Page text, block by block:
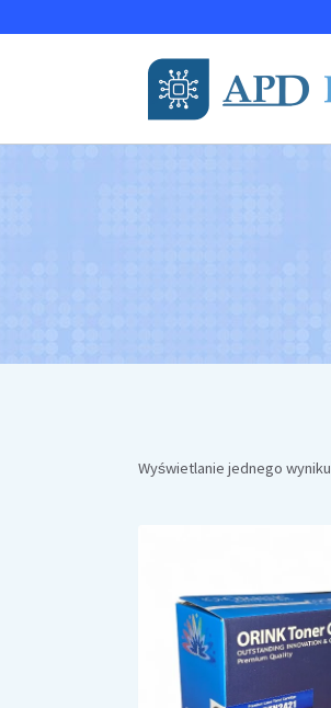
Wyświetlanie jednego wyniku